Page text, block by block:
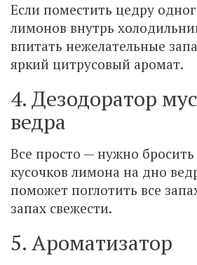
Если поместить цедру
лимонов внутрь
впитать нежелательные
яркий цитрусовый аромат.
4. Дезодоратор
ведра
Все просто — нужно бросить
кусочков лимона на дно
поможет поглотить все
запах свежести.
5. Ароматизатор